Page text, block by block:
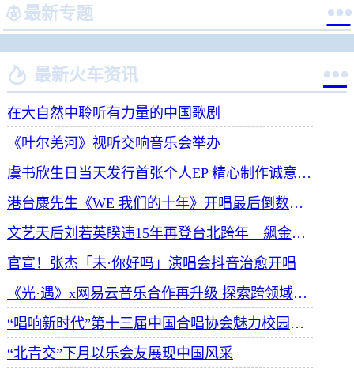
最新专题 
 最新火车资讯 
在大自然中聆听有力量的中国歌剧
《叶尔羌河》视听交响音乐会举办
虞书欣生日当天发行首张个人EP 精心制作诚意满满
港台麋先生《WE 我们的十年》开唱最后倒数 惊喜释出10周年纪念单曲宠粉
文艺天后刘若英睽违15年再登台北跨年 飙金嗓演唱经典招牌歌掀回忆杀
官宣！张杰「未·你好吗」演唱会抖音治愈开唱
《光·遇》x网易云音乐合作再升级 探索跨领域社交新体验
“唱响新时代”第十三届中国合唱协会魅力校园合唱展演开幕
“北青交”下月以乐会友展现中国风采